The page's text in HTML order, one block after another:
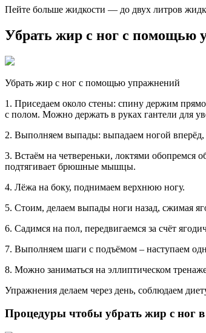
Пейте больше жидкости — до двух литров
Убрать жир с ног с помощью
Убрать жир с ног с помощью упражнений
1. Приседаем около стены: спину держим
с полом. Можно держать в руках гантели для
2. Выполняем выпады: выпадаем ногой вперёд,
3. Встаём на четвереньки, локтями обопремся
подтягивает брюшные мышцы.
4. Лёжа на боку, поднимаем верхнюю ногу.
5. Стоим, делаем выпады ноги назад, сжимая
6. Садимся на пол, передвигаемся за счёт
7. Выполняем шаги с подъёмом – наступаем
8. Можно заниматься на эллиптическом
Упражнения делаем через день, соблюдаем
Процедуры чтобы убрать жир с ног